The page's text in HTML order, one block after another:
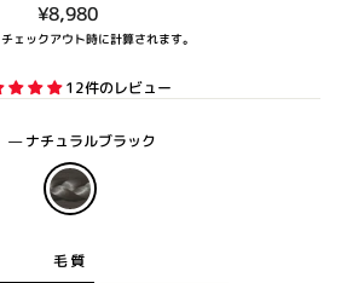
通
常
格
¥8,980
チェックアウト時に計算されます。
12件のレビュー
—ナチュラルブラック
毛質